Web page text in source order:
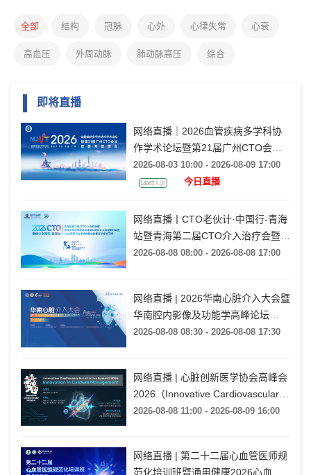
全部 结构 冠脉 心外 心律失常 心衰
高血压 外周动脉 肺动脉高压 综合
即将直播
网络直播｜2026血管疾病多学科协
作学术论坛暨第21届广州CTO会议
暨岭南瓣膜会（VMDT2026）
2026-08-03 10:00 - 2026-08-09 17:00
14047人次 今日直播
网络直播丨CTO老伙计·中国行-青海
站暨青海第二届CTO介入治疗会暨青
海大学附属医院首届复杂冠脉介入诊
2026-08-08 08:00 - 2026-08-08 17:00
网络直播 | 2026华南心脏介入大会暨
华南腔内影像及功能学高峰论坛
·CCEC花城影秀暨CCI广州行（SCIF
2026-08-08 08:30 - 2026-08-08 17:30
网络直播 | 心脏创新医学协会高峰会
2026（Innovative Cardiovascular
Initiative Summit 2026）
2026-08-08 11:00 - 2026-08-09 16:00
网络直播 | 第二十二届心血管医师规
范化培训班暨通用健康2026心血管